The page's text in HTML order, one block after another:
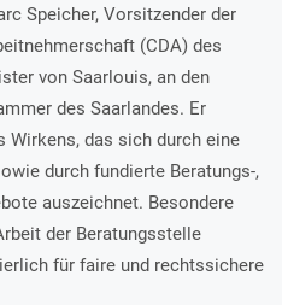
Speicher, Vorsitzender der
(CDA) des
von Saarlouis, an den
des Saarlandes. Er
Wirkens, das sich durch eine
durch fundierte Beratungs-,
auszeichnet. Besondere
der Beratungsstelle
für faire und rechtssichere